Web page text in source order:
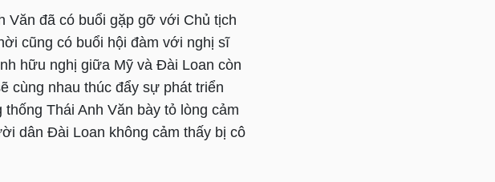
Văn đã có buổi gặp gỡ với Chủ tịch
cũng có buổi hội đàm với nghị sĩ
hữu nghị giữa Mỹ và Đài Loan còn
cùng nhau thúc đẩy sự phát triển
Thái Anh Văn bày tỏ lòng cảm
dân Đài Loan không cảm thấy bị cô